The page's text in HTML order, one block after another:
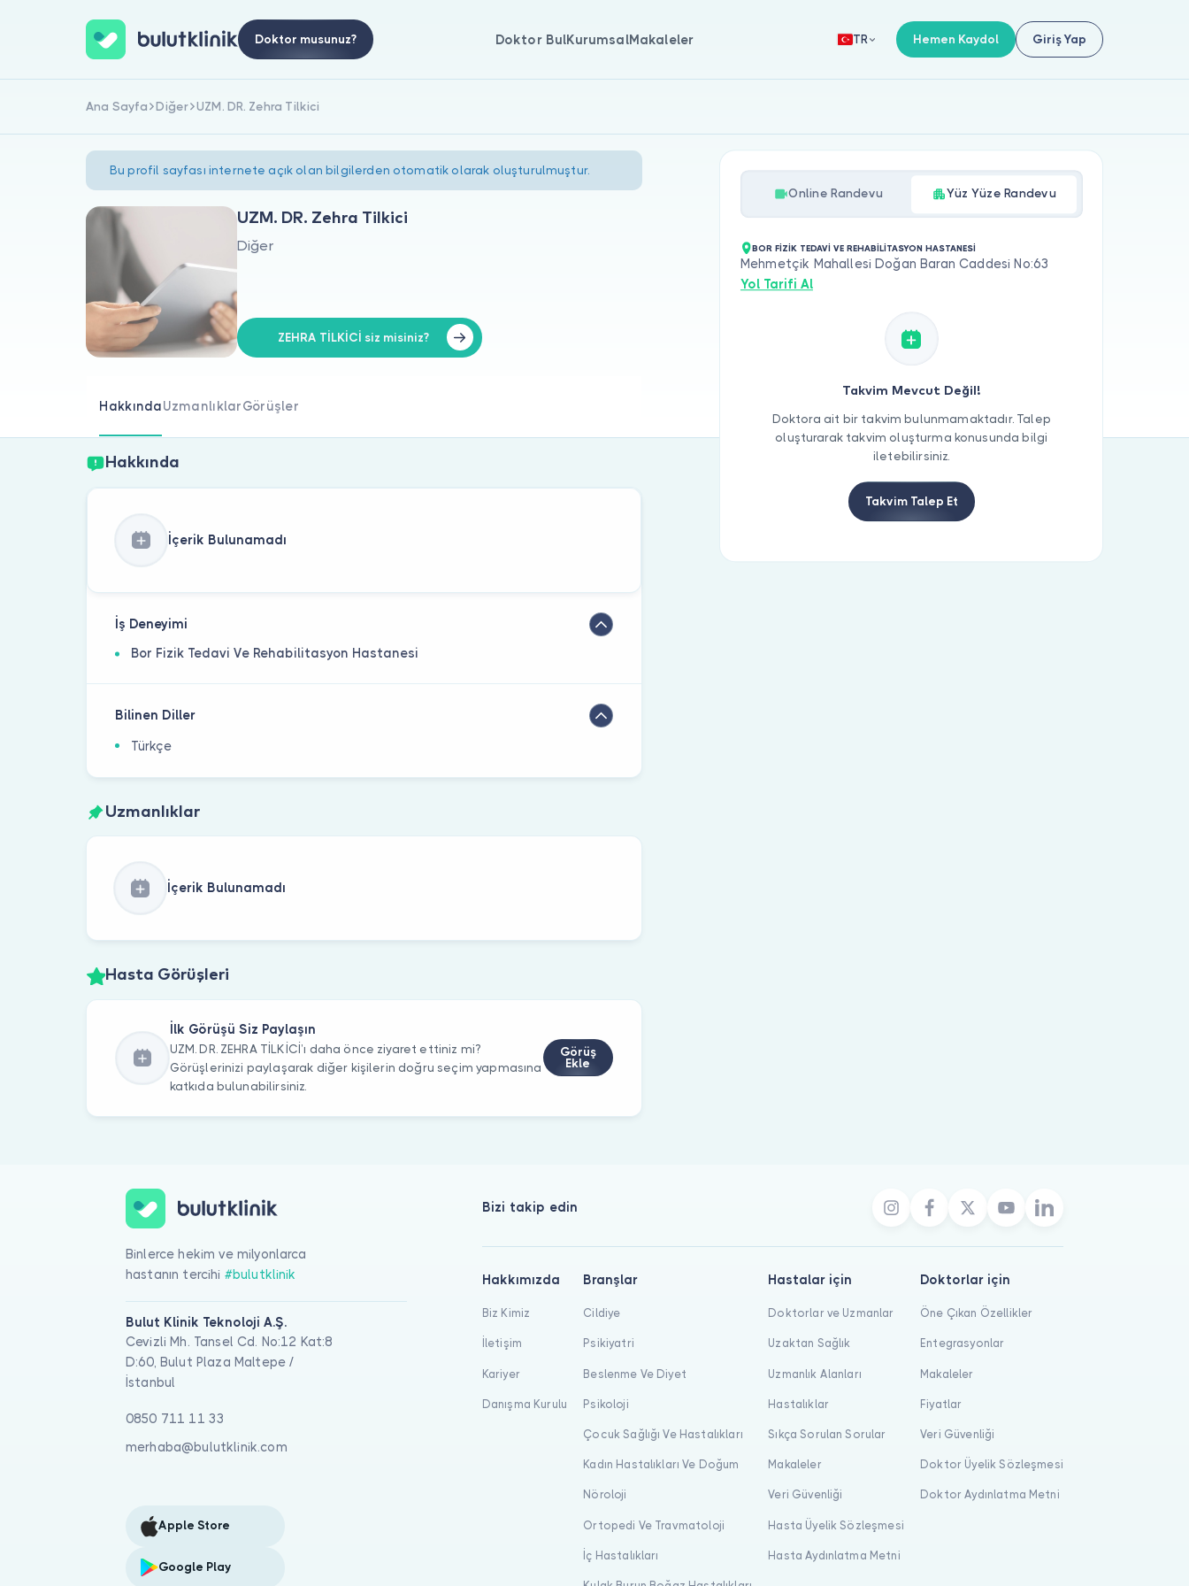
Doktor musunuz? Doktor BulKurumsalMakaleler TR Hemen Kaydol Giriş Yap
Ana Sayfa Diğer UZM. DR. Zehra Tilkici
Bu profil sayfası internete açık olan bilgilerden otomatik olarak oluşturulmuştur.
UZM. DR. Zehra Tilkici
Diğer
ZEHRA TİLKİCİ siz misiniz?
HakkındaUzmanlıklarGörüşler
Hakkında
İçerik Bulunamadı
İş Deneyimi
Bor Fizik Tedavi Ve Rehabilitasyon Hastanesi
Bilinen Diller
Türkçe
Uzmanlıklar
İçerik Bulunamadı
Hasta Görüşleri
İlk Görüşü Siz Paylaşın
UZM. DR. ZEHRA TİLKİCİ’ı daha önce ziyaret ettiniz mi?
Görüşlerinizi paylaşarak diğer kişilerin doğru seçim yapmasına
katkıda bulunabilirsiniz.
Görüş
Ekle
Online Randevu Yüz Yüze Randevu
BOR FİZİK TEDAVİ VE REHABİLİTASYON HASTANESİ
Mehmetçik Mahallesi Doğan Baran Caddesi No:63
Yol Tarifi Al
Takvim Mevcut Değil!
Doktora ait bir takvim bulunmamaktadır. Talep
oluşturarak takvim oluşturma konusunda bilgi
iletebilirsiniz.
Takvim Talep Et
Binlerce hekim ve milyonlarca
hastanın tercihi #bulutklinik
Bulut Klinik Teknoloji A.Ş.
Cevizli Mh. Tansel Cd. No:12 Kat:8
D:60, Bulut Plaza Maltepe /
İstanbul
0850 711 11 33
merhaba@bulutklinik.com
Apple Store
Google Play
Bizi takip edin
Hakkımızda
Biz Kimiz
İletişim
Kariyer
Danışma Kurulu
Branşlar
Cildiye
Psikiyatri
Beslenme Ve Diyet
Psikoloji
Çocuk Sağlığı Ve Hastalıkları
Kadın Hastalıkları Ve Doğum
Nöroloji
Ortopedi Ve Travmatoloji
İç Hastalıkları
Hastalar için
Doktorlar ve Uzmanlar
Uzaktan Sağlık
Uzmanlık Alanları
Hastalıklar
Sıkça Sorulan Sorular
Makaleler
Veri Güvenliği
Hasta Üyelik Sözleşmesi
Hasta Aydınlatma Metni
Doktorlar için
Öne Çıkan Özellikler
Entegrasyonlar
Makaleler
Fiyatlar
Veri Güvenliği
Doktor Üyelik Sözleşmesi
Doktor Aydınlatma Metni